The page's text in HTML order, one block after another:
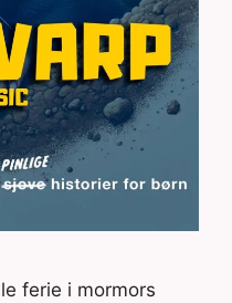
ferie i mormors